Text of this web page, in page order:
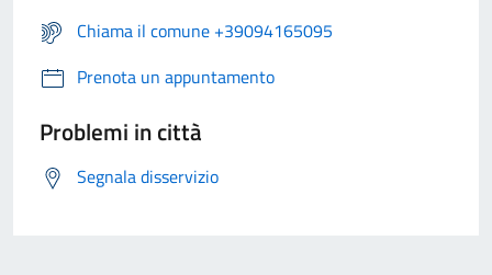
Chiama il comune +39094165095
Prenota un appuntamento
Problemi in città
Segnala disservizio